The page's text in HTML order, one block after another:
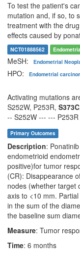
To test the patient's
mutation and, if so, to
treatment with the
effects caused by
NCT01888562
MeSH: Endometrial
HPO: Endometrial
Activating mutations
S252W, P253R, S373C
-- S252W --- ---
Primary Outcomes
Description:
endometrioid
positive)for tumor
(CR): Disappearance
nodes (whether target
axis to <10 mm.
in the sum of the
the baseline sum
Measure: Tumor
Time: 6 months